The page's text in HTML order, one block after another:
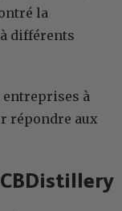
la
différents
entreprises à
répondre aux